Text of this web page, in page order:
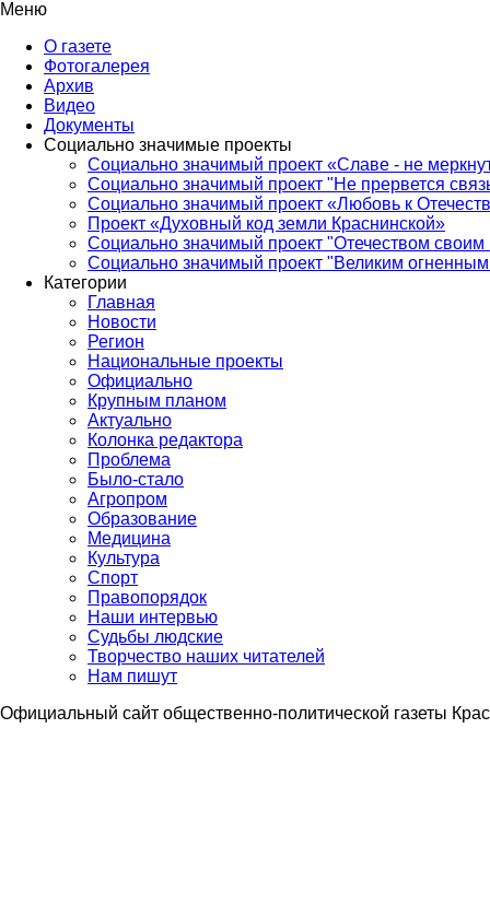
Меню
О газете
Фотогалерея
Архив
Видео
Документы
Социально значимые проекты
Социально значимый проект «Славе - не
Социально значимый проект "Не прервется
Социально значимый проект «Любовь к
Проект «Духовный код земли Краснинской»
Социально значимый проект "Отечеством своим
Социально значимый проект "Великим
Категории
Главная
Новости
Регион
Национальные проекты
Официально
Крупным планом
Актуально
Колонка редактора
Проблема
Было-стало
Агропром
Образование
Медицина
Культура
Спорт
Правопорядок
Наши интервью
Судьбы людские
Творчество наших читателей
Нам пишут
Официальный сайт общественно-политической газеты